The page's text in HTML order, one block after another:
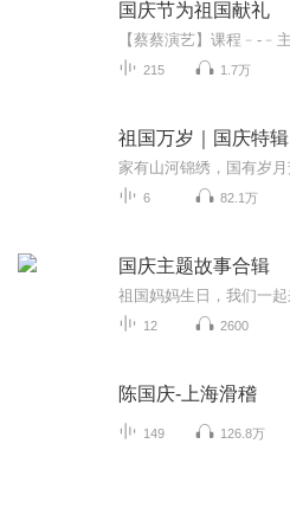
国庆节为祖国献礼
215 1.7万
祖国万岁｜国庆特辑
6 82.1万
国庆主题故事合辑
12 2600
陈国庆-上海滑稽
149 126.8万